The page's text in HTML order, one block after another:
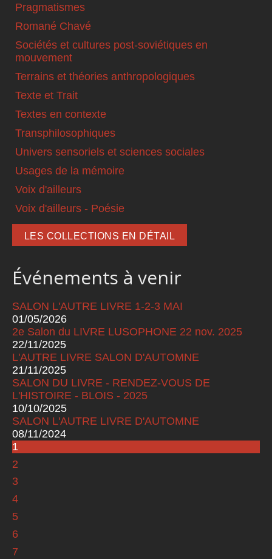
Pragmatismes
Romané Chavé
Sociétés et cultures post-soviétiques en
mouvement
Terrains et théories anthropologiques
Texte et Trait
Textes en contexte
Transphilosophiques
Univers sensoriels et sciences sociales
Usages de la mémoire
Voix d'ailleurs
Voix d'ailleurs - Poésie
LES COLLECTIONS EN DÉTAIL
Événements à venir
SALON L'AUTRE LIVRE 1-2-3 MAI
01/05/2026
2e Salon du LIVRE LUSOPHONE 22 nov. 2025
22/11/2025
L'AUTRE LIVRE SALON D'AUTOMNE
21/11/2025
SALON DU LIVRE - RENDEZ-VOUS DE
L'HISTOIRE - BLOIS - 2025
10/10/2025
SALON L'AUTRE LIVRE D'AUTOMNE
08/11/2024
Pages
1
2
3
4
5
6
7